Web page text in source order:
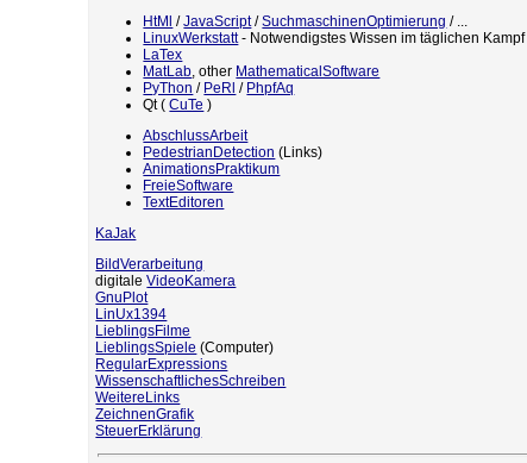
HtMl /JavaScript/SuchmaschinenOptimierung / ...
LinuxWerkstatt- Notwendigstes Wissen im täglichen Kampf
LaTex
MatLab, other MathematicalSoftware
PyThon / PeRl / PhpfAq
Qt (CuTe )
AbschlussArbeit
PedestrianDetection (Links)
AnimationsPraktikum
FreieSoftware
TextEditoren
KaJak
BildVerarbeitung
digitaleVideoKamera
GnuPlot
LinUx1394
LieblingsFilme
LieblingsSpiele (Computer)
RegularExpressions
WissenschaftlichesSchreiben
WeitereLinks
ZeichnenGrafik
SteuerErklärung